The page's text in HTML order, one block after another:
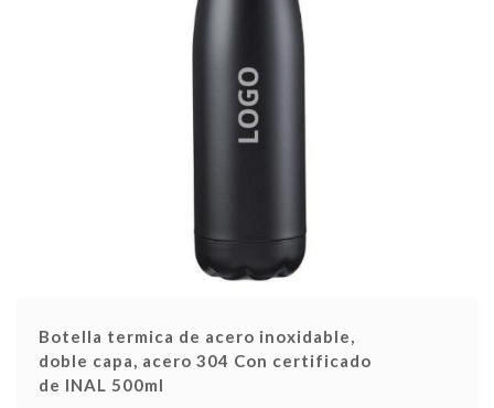
Botella termica de acero inoxidable,
doble capa, acero 304 Con certificado
de INAL 500ml